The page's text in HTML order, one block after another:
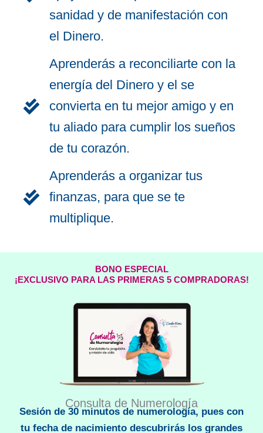
sanidad y de manifestación con
el Dinero.
Aprenderás a reconciliarte con la
energía del Dinero y el se
convierta en tu mejor amigo y en
tu aliado para cumplir los sueños
de tu corazón.
Aprenderás a organizar tus
finanzas, para que se te
multiplique.
BONO ESPECIAL
¡EXCLUSIVO PARA LAS PRIMERAS 5 COMPRADORAS!
Consulta de Numerología
Sesión de 30 minutos de numerología, pues con
tu fecha de nacimiento descubrirás los grandes